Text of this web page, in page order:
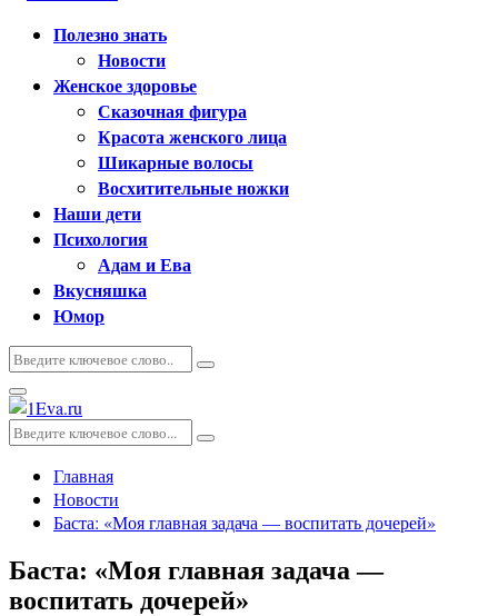
Полезно знать
Новости
Женское здоровье
Сказочная фигура
Красота женского лица
Шикарные волосы
Восхитительные ножки
Наши дети
Психология
Адам и Ева
Вкусняшка
Юмор
Искать:
Поиск
Основное
меню
Искать:
Поиск
Главная
Новости
Баста: «Моя главная задача — воспитать дочерей»
Баста: «Моя главная задача —
воспитать дочерей»